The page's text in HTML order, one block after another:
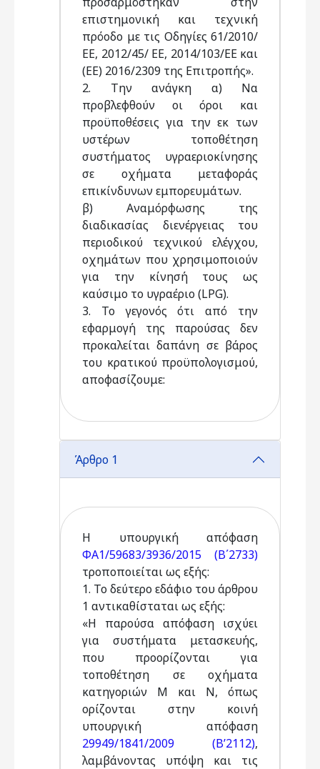
επιστημονική και τεχνική
πρόοδο με τις Οδηγίες 61/2010/
ΕΕ, 2012/45/ ΕΕ, 2014/103/ΕΕ και
(ΕΕ) 2016/2309 της Επιτροπής».
2. Την ανάγκη α) Να
προβλεφθούν οι όροι και
προϋποθέσεις για την εκ των
υστέρων τοποθέτηση
συστήματος υγραεριοκίνησης
σε οχήματα μεταφοράς
επικίνδυνων εμπορευμάτων.
β) Αναμόρφωσης της
διαδικασίας διενέργειας του
περιοδικού τεχνικού ελέγχου,
οχημάτων που χρησιμοποιούν
για την κίνησή τους ως
καύσιμο το υγραέριο (LPG).
3. Το γεγονός ότι από την
εφαρμογή της παρούσας δεν
προκαλείται δαπάνη σε βάρος
του κρατικού προϋπολογισμού,
αποφασίζουμε:
Άρθρο 1
Η υπουργική απόφαση
ΦΑ1/59683/3936/2015 (Β΄2733)
τροποποιείται ως εξής:
1. Το δεύτερο εδάφιο του άρθρου
1 αντικαθίσταται ως εξής:
«Η παρούσα απόφαση ισχύει
για συστήματα μετασκευής,
που προορίζονται για
τοποθέτηση σε οχήματα
κατηγοριών Μ και Ν, όπως
ορίζονται στην κοινή
υπουργική απόφαση
29949/1841/2009 (B’2112),
λαμβάνοντας υπόψη και τις